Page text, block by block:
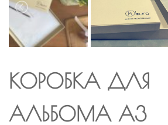
КОРОБКА ДЛЯ
АЛЬБОМА А3